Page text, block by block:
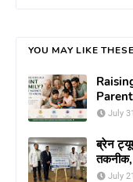
YOU MAY LIKE
July
ब्रेन
तकनीक,
July